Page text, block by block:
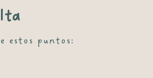
estos puntos: